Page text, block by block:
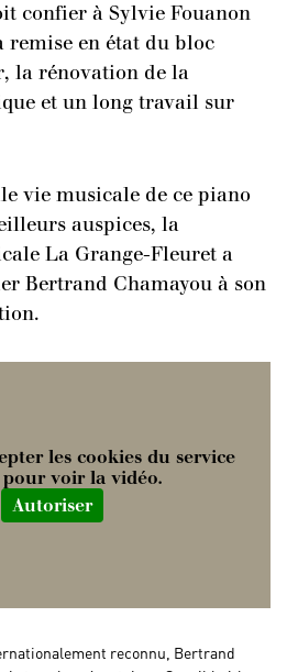
confier à Sylvie Fouanon
en état du bloc
la rénovation de la
et un long travail sur
vie musicale de ce piano
auspices, la
La Grange-Fleuret a
Bertrand Chamayou à son
les cookies du service
voir la vidéo.
Autoriser
reconnu, Bertrand